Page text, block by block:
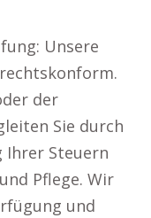
Unsere
der
Sie durch
Ihrer Steuern
Pflege. Wir
und